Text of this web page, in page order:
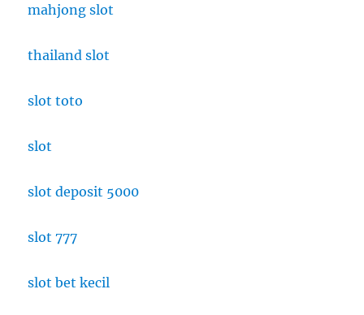
mahjong slot
thailand slot
slot toto
slot
slot deposit 5000
slot 777
slot bet kecil